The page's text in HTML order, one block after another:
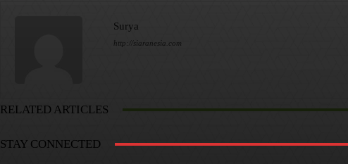
Surya
http://siaranesia.com
RELATED ARTICLES
STAY CONNECTED